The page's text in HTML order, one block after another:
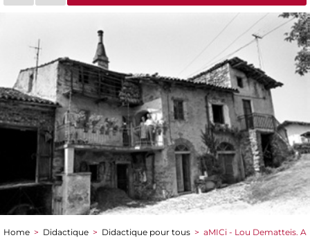
Home > Didactique > Didactique pour tous > aMICi - Lou Dematteis. A